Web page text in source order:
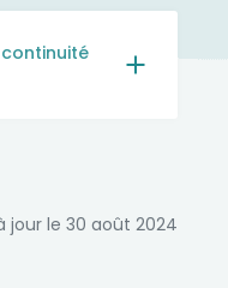
jour le 30 août 2024